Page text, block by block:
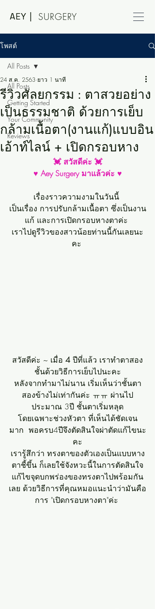
SURGERY
AEY |
โพสต์
All Posts
Getting Started
Your Community
Reviews
All Posts
รีวิวศัลยกรรม : ตาสวยอย่าง
เป็นธรรมชาติ ด้วยการเย็บ
กล้ามเนื้อตา(งานแก้)แบบอิน
เอ้าท์ไลน์ + เปิดกรอบหาง
24 ส.ค. 2563 ยาว 1 นาที
💓 สวัสดีค่ะ 💓
♥ Aey Surgery มาแล้วค่ะ ♥
เรื่องราวความงามในวันนี้
เป็นเรื่อง การปรับกล้ามเนื้อตา ซึ่งเป็นงาน
แก้ และการเปิดกรอบหางตาค่ะ
เราไปดูรีวิวของสาวน้อยท่านนี้กันเลยนะ
คะ
สวัสดีค่ะ ~ เมื่อ 4 ปีที่แล้ว เราทำตาสอง
ชั้นด้วยวิธีการเย็บไปนะคะ
หลังจากทำมาไม่นาน เริ่มเห็นว่าชั้นตา
สองข้างไม่เท่ากันค่ะ ㅠㅠ ผ่านไป
ประมาณ 3ปี ชั้นตาเริ่มหลุด
โดยเฉพาะช่วงหัวตา ที่เห็นได้ชัดเจน
มาก  พอครบ4ปีจึงตัดสินใจผ่าตัดแก้ไขนะ
คะ
เรารู้สึกว่า ทรงตาของตัวเองเป็นแบบหาง
ตาชี้ขึ้น ก็เลยใช้จังหวะนี้ในการตัดสินใจ
แก้ไขจุดบกพร่องของทรงตาไปพร้อมกัน
เลย ด้วยวิธีการที่คุณหมอแนะนำว่ามันคือ
การ "เปิดกรอบหางตา"ค่ะ